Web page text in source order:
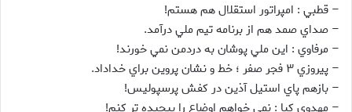
– قطبي : امپراتور استقلال هم هستم!
– صداي صمد هم از برنامه تيم ملي درآمد.
– مرفاوي : اين ملي پوشان به دردمن نمي خورند!
– پيروزي ۳ فجر صفر ؛ خط و نشان پروين براي خداداد.
– بازهم پاي استيل آذين در كفش پرسپوليس!
– مهدوي كيا : نمي خواهم اوضاع را پيچيده تر كنم!